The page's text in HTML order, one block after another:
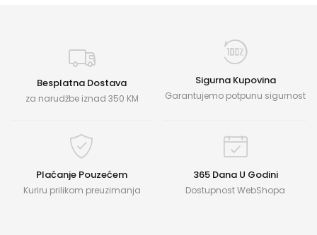
Besplatna Dostava
za narudžbe iznad 350 KM
Sigurna Kupovina
Garantujemo potpunu sigurnost
Plaćanje Pouzećem
Kuriru prilikom preuzimanja
365 Dana U Godini
Dostupnost WebShopa